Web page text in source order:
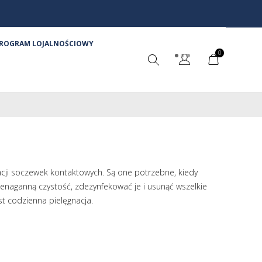
LOJALNOŚCIOWY
0
soczewek kontaktowych. Są one potrzebne, kiedy
czystość, zdezynfekować je i usunąć wszelkie
codzienna pielęgnacja.